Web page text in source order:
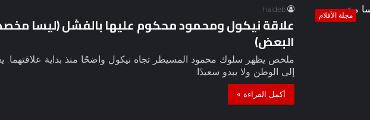
مجلة الأفلام
haideb
علاقة نيكول ومحمود محكوم عليها بالفشل (ليسا
البعض)
ملخص يظهر سلوك محمود المسيطر تجاه نيكول واضحًا منذ بداية علاقتهما.
إلى الوطن ولا يبدو سعيدًا…
أكمل القراءة »